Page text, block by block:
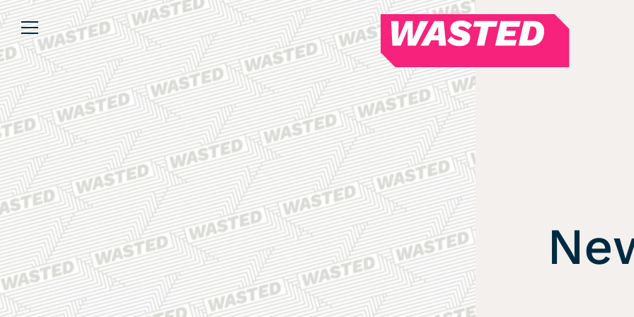
WASTED
Magazin
Über uns
We’re WASTED
Unsere Autor*innen
Lesen
Alle Artikel
Review
Kommentar
Analyse
Interview
Kolumne
Listicle
Newsletter
Hören
Alle Podcasts
WASTED WEEKLY
Portfolio Royal
Redebedarf
Last Game Standing
Top 5
Random
RSS-Feed